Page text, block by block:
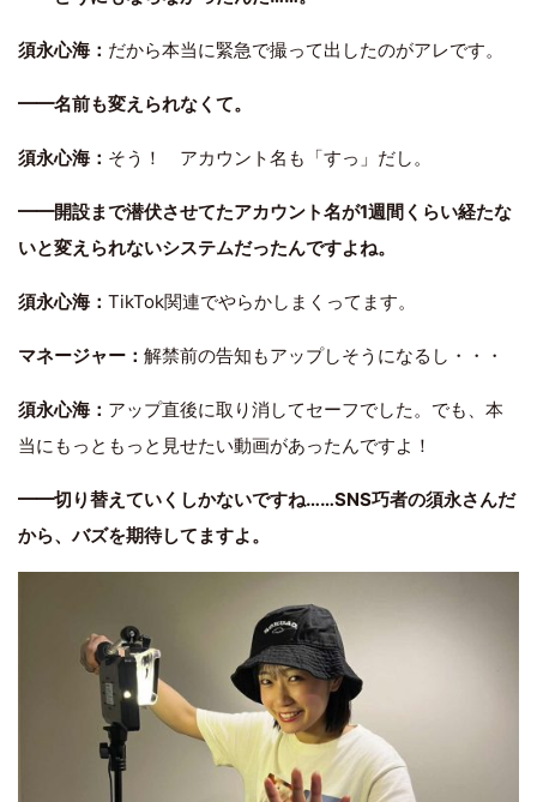
須永心海： だから本当に緊急で撮って出したのがアレです。
━━名前も変えられなくて。
須永心海： そう！ アカウント名も「すっ」だし。
━━開設まで潜伏させてたアカウント名が1週間くらい経たな
いと変えられないシステムだったんですよね。
須永心海： TikTok関連でやらかしまくってます。
マネージャー： 解禁前の告知もアップしそうになるし・・・
須永心海： アップ直後に取り消してセーフでした。でも、本
当にもっともっと見せたい動画があったんですよ！
━━切り替えていくしかないですね……SNS巧者の須永さんだ
から、バズを期待してますよ。